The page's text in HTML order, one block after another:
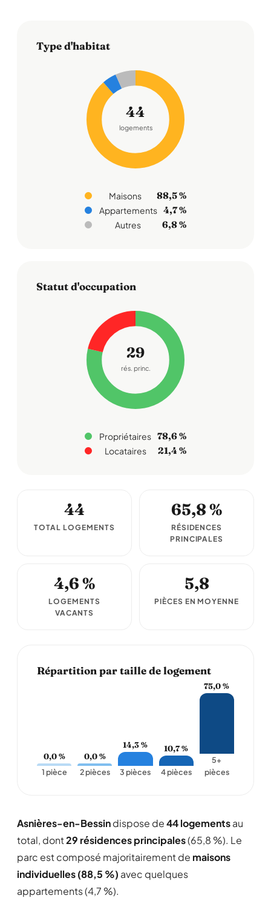
Type d'habitat
44
logements
Maisons 88,5 %
Appartements 4,7 %
Autres 6,8 %
Statut d'occupation
29
rés. princ.
Propriétaires 78,6 %
Locataires 21,4 %
44
TOTAL LOGEMENTS
65,8 %
RÉSIDENCES
PRINCIPALES
4,6 %
LOGEMENTS
VACANTS
5,8
PIÈCES EN MOYENNE
Répartition par taille de logement
0,0 %
1 pièce
0,0 %
2 pièces
14,3 %
3 pièces
10,7 %
4 pièces
75,0 %
5+
pièces
Asnières-en-Bessindispose de44 logementsau
total, dont29 résidences principales(65,8 %). Le
parc est composé majoritairement de maisons
individuelles (88,5 %) avec quelques
appartements (4,7 %).